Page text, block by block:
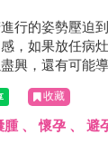
行的姿勢壓迫
，如果放任病
興，還有可能
收藏
腫、懷孕 、 避